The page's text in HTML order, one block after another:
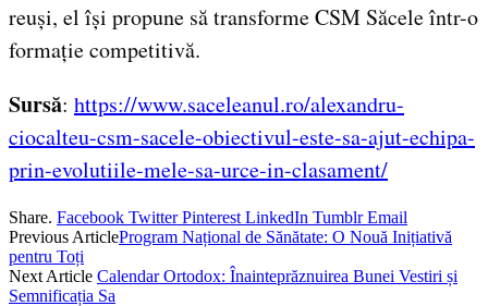
reuși, el își propune să transforme CSM Săcele într-o
formație competitivă.
Sursă: https://www.saceleanul.ro/alexandru-
ciocalteu-csm-sacele-obiectivul-este-sa-ajut-echipa-
prin-evolutiile-mele-sa-urce-in-clasament/
Share. Facebook Twitter Pinterest LinkedIn Tumblr Email
Previous ArticleProgram Național de Sănătate: O Nouă Inițiativă
pentru Toți
Next Article Calendar Ortodox: Înainteprăznuirea Bunei Vestiri și
Semnificația Sa